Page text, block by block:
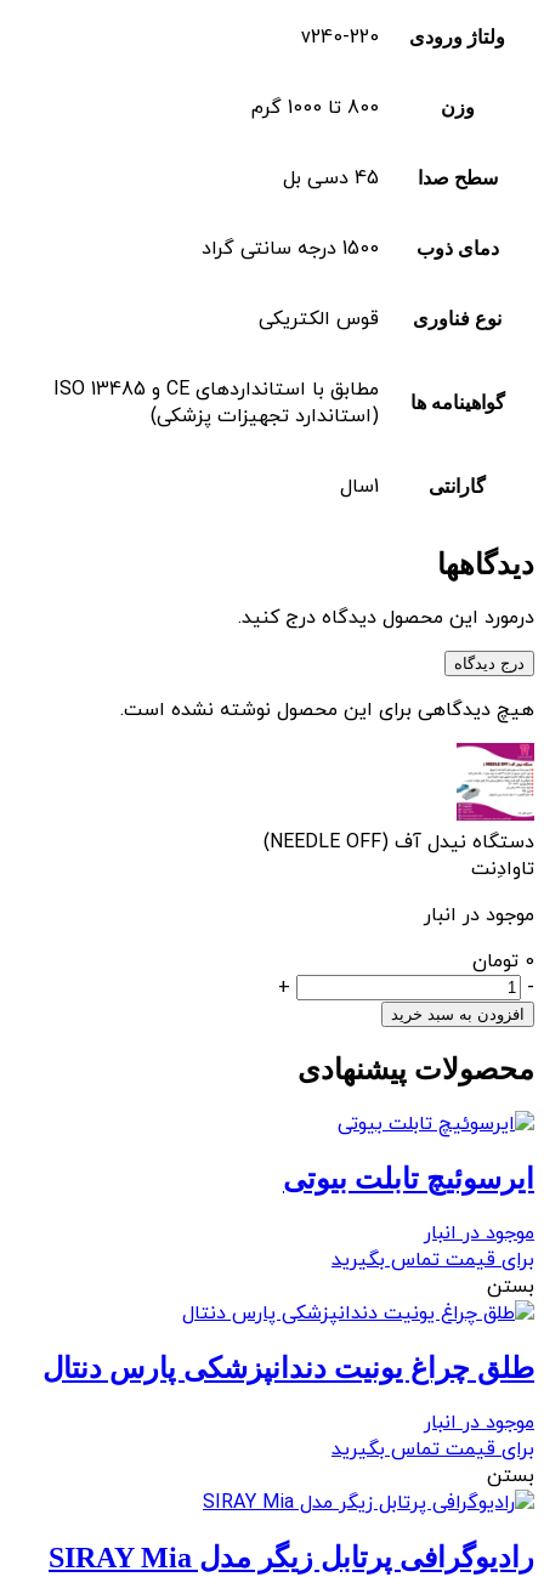
ولتاژ ورودی v240-220
وزن 800 تا 1000 گرم
سطح صدا 45 دسی بل
دمای ذوب 1500 درجه سانتی گراد
نوع فناوری قوس الکتریکی
گواهینامه ها
مطابق با استانداردهای CE و ISO 13485
(استاندارد تجهیزات پزشکی)
گارانتی 1سال
دیدگاهها
درمورد این محصول دیدگاه درج کنید.
درج دیدگاه
هیچ دیدگاهی برای این محصول نوشته نشده است.
دستگاه نیدل آف (NEEDLE OFF)
تاوادِنت
موجود در انبار
0 تومان
دستگاه
نیدل
(NEEDLE
عدد
-
+
افزودن به سبد خرید
محصولات پیشنهادی
ایرسوئیچ تابلت بیوتی
موجود در انبار
برای قیمت تماس بگیرید
بستن
طلق چراغ یونیت دندانپزشکی پارس دنتال
موجود در انبار
برای قیمت تماس بگیرید
بستن
رادیوگرافی پرتابل زیگر مدل SIRAY Mia